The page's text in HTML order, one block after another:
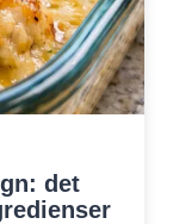
det